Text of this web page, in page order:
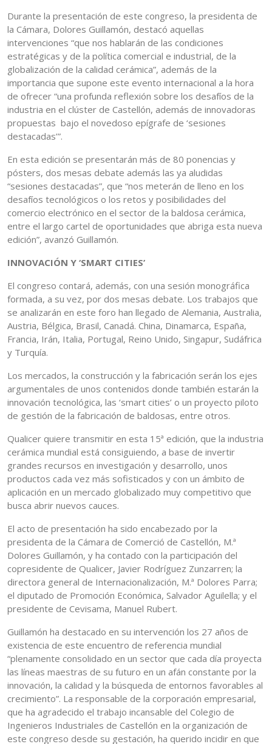
Durante la presentación de este congreso, la presidenta de
la Cámara, Dolores Guillamón, destacó aquellas
intervenciones “que nos hablarán de las condiciones
estratégicas y de la política comercial e industrial, de la
globalización de la calidad cerámica”, además de la
importancia que supone este evento internacional a la hora
de ofrecer “una profunda reflexión sobre los desafíos de la
industria en el clúster de Castellón, además de innovadoras
propuestas bajo el novedoso epígrafe de ‘sesiones
destacadas’”.
En esta edición se presentarán más de 80 ponencias y
pósters, dos mesas debate además las ya aludidas
“sesiones destacadas”, que “nos meterán de lleno en los
desafíos tecnológicos o los retos y posibilidades del
comercio electrónico en el sector de la baldosa cerámica,
entre el largo cartel de oportunidades que abriga esta nueva
edición”, avanzó Guillamón.
INNOVACIÓN Y ‘SMART CITIES’
El congreso contará, además, con una sesión monográfica
formada, a su vez, por dos mesas debate. Los trabajos que
se analizarán en este foro han llegado de Alemania, Australia,
Austria, Bélgica, Brasil, Canadá. China, Dinamarca, España,
Francia, Irán, Italia, Portugal, Reino Unido, Singapur, Sudáfrica
y Turquía.
Los mercados, la construcción y la fabricación serán los ejes
argumentales de unos contenidos donde también estarán la
innovación tecnológica, las ‘smart cities’ o un proyecto piloto
de gestión de la fabricación de baldosas, entre otros.
Qualicer quiere transmitir en esta 15ª edición, que la industria
cerámica mundial está consiguiendo, a base de invertir
grandes recursos en investigación y desarrollo, unos
productos cada vez más sofisticados y con un ámbito de
aplicación en un mercado globalizado muy competitivo que
busca abrir nuevos cauces.
El acto de presentación ha sido encabezado por la
presidenta de la Cámara de Comerció de Castellón, M.ª
Dolores Guillamón, y ha contado con la participación del
copresidente de Qualicer, Javier Rodríguez Zunzarren; la
directora general de Internacionalización, M.ª Dolores Parra;
el diputado de Promoción Económica, Salvador Aguilella; y el
presidente de Cevisama, Manuel Rubert.
Guillamón ha destacado en su intervención los 27 años de
existencia de este encuentro de referencia mundial
“plenamente consolidado en un sector que cada día proyecta
las líneas maestras de su futuro en un afán constante por la
innovación, la calidad y la búsqueda de entornos favorables al
crecimiento”. La responsable de la corporación empresarial,
que ha agradecido el trabajo incansable del Colegio de
Ingenieros Industriales de Castellón en la organización de
este congreso desde su gestación, ha querido incidir en que